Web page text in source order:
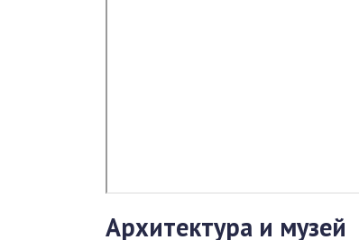
Архитектура и музей